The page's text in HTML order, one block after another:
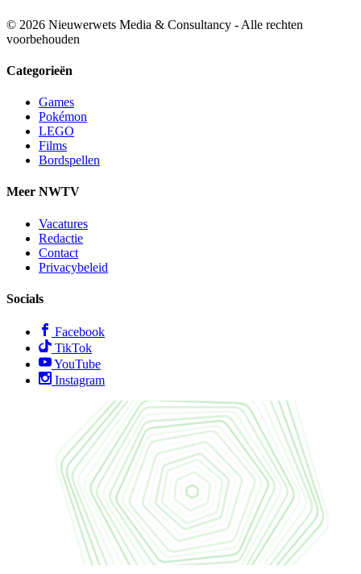
© 2026 Nieuwerwets Media & Consultancy - Alle rechten
voorbehouden
Categorieën
Games
Pokémon
LEGO
Films
Bordspellen
Meer NWTV
Vacatures
Redactie
Contact
Privacybeleid
Socials
Facebook
TikTok
YouTube
Instagram